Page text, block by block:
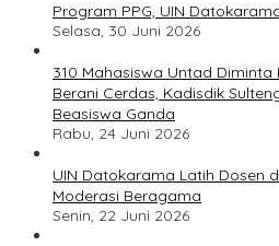
Program PPG, UIN
Selasa, 30 Juni 2026
310 Mahasiswa Untad
Berani Cerdas, Kadisdik
Beasiswa Ganda
Rabu, 24 Juni 2026
UIN Datokarama Latih Dosen
Moderasi Beragama
Senin, 22 Juni 2026